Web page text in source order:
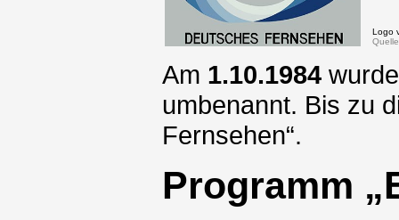
Logo
Am 1.10.1984
umbenannt. Bis zu
Fernsehen“.
Programm